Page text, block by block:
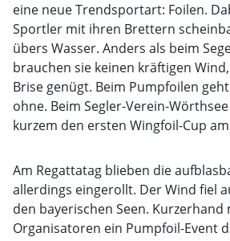
eine neue Trendsportart: Foilen.
Sportler mit ihren Brettern
übers Wasser. Anders als beim
brauchen sie keinen kräftigen
Brise genügt. Beim Pumpfoilen
ohne. Beim Segler-Verein-
kurzem den ersten Wingfoil-Cup am
Am Regattatag blieben die
allerdings eingerollt. Der Wind fiel
den bayerischen Seen. Kurzerhand
Organisatoren ein Pumpfoil-Event